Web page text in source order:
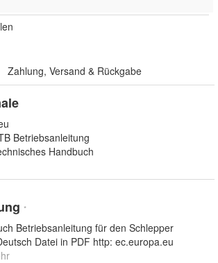
Zahlung, Versand & Rückgabe
Betriebsanleitung
Handbuch
*
Betriebsanleitung für den Schlepper
Datei in PDF http: ec.europa.eu